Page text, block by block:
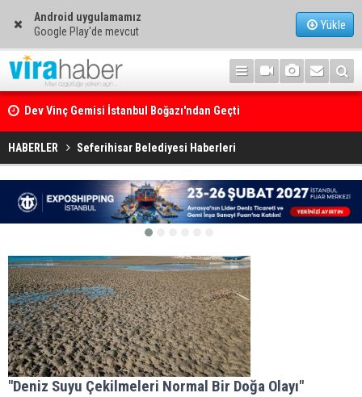
Android uygulamamız
Google Play'de mevcut
Yükle
Dev Vinç Gemisi İstanbul Boğazı'ndan Geçti
Ege Denizi’nin En Büyük Mercan Ormanı
HABERLER Seferihisar Belediyesi Haberleri
"Deniz Suyu Çekilmeleri Normal Bir Doğa Olayı"